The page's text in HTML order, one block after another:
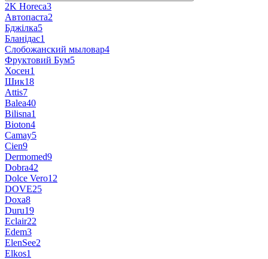
2K Horeca3
Автопаста2
Бджілка5
Бланідас1
Слобожанский мыловар4
Фруктовий Бум5
Хосен1
Шик18
Attis7
Balea40
Bilisna1
Bioton4
Camay5
Cien9
Dermomed9
Dobra42
Dolce Vero12
DOVE25
Doxa8
Duru19
Eclair22
Edem3
ElenSee2
Elkos1